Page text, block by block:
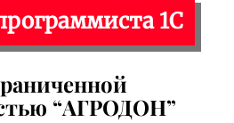
1С
“АГРОДОН”